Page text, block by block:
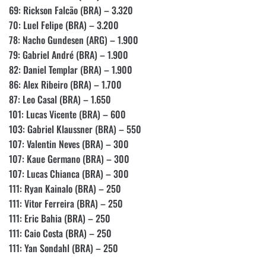
69: Rickson Falcão (BRA) – 3.320
70: Luel Felipe (BRA) – 3.200
78: Nacho Gundesen (ARG) – 1.900
79: Gabriel André (BRA) – 1.900
82: Daniel Templar (BRA) – 1.900
86: Alex Ribeiro (BRA) – 1.700
87: Leo Casal (BRA) – 1.650
101: Lucas Vicente (BRA) – 600
103: Gabriel Klaussner (BRA) – 550
107: Valentin Neves (BRA) – 300
107: Kaue Germano (BRA) – 300
107: Lucas Chianca (BRA) – 300
111: Ryan Kainalo (BRA) – 250
111: Vitor Ferreira (BRA) – 250
111: Eric Bahia (BRA) – 250
111: Caio Costa (BRA) – 250
111: Yan Sondahl (BRA) – 250